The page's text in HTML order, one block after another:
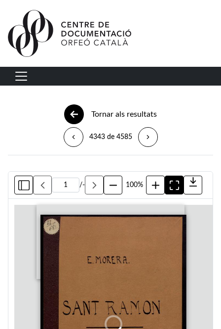
Vés al contingut
Navegació principal
Tornar als resultats
4343 de 4585
/- 100%